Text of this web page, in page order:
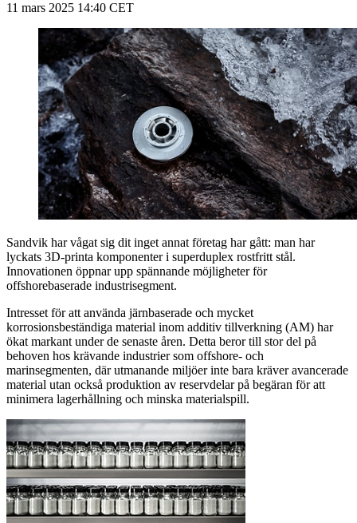
11 mars 2025 14:40 CET
Sandvik har vågat sig dit inget annat företag har gått: man har
lyckats 3D-printa komponenter i superduplex rostfritt stål.
Innovationen öppnar upp spännande möjligheter för
offshorebaserade industrisegment.
Intresset för att använda järnbaserade och mycket
korrosionsbeständiga material inom additiv tillverkning (AM) har
ökat markant under de senaste åren. Detta beror till stor del på
behoven hos krävande industrier som offshore- och
marinsegmenten, där utmanande miljöer inte bara kräver avancerade
material utan också produktion av reservdelar på begäran för att
minimera lagerhållning och minska materialspill.